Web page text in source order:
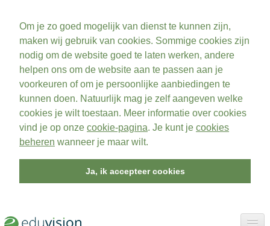
Om je zo goed mogelijk van dienst te kunnen zijn,
maken wij gebruik van cookies. Sommige cookies zijn
nodig om de website goed te laten werken, andere
helpen ons om de website aan te passen aan je
voorkeuren of om je persoonlijke aanbiedingen te
kunnen doen. Natuurlijk mag je zelf aangeven welke
cookies je wilt toestaan. Meer informatie over cookies
vind je op onze cookie-pagina. Je kunt je cookies
beheren wanneer je maar wilt.
Ja, ik accepteer cookies